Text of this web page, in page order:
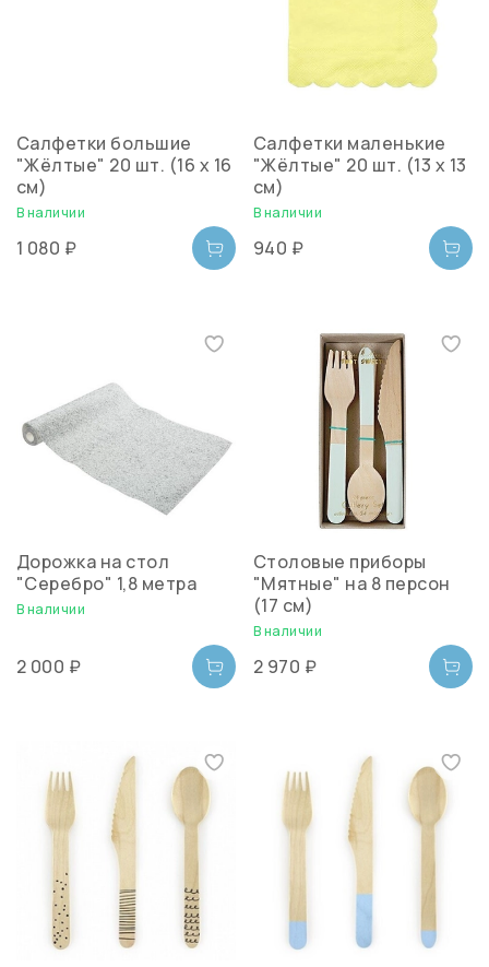
Салфетки большие
"Жёлтые" 20 шт. (16 х 16
см)
В наличии
1 080 ₽
Салфетки маленькие
"Жёлтые" 20 шт. (13 х 13
см)
В наличии
940 ₽
Дорожка на стол
"Серебро" 1,8 метра
В наличии
2 000 ₽
Столовые приборы
"Мятные" на 8 персон
(17 см)
В наличии
2 970 ₽